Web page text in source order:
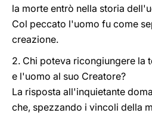
la morte entrò nella storia
Col peccato l'uomo fu come
creazione.
2. Chi poteva ricongiungere la
e l'uomo al suo Creatore?
La risposta all'inquietante
che, spezzando i vincoli della